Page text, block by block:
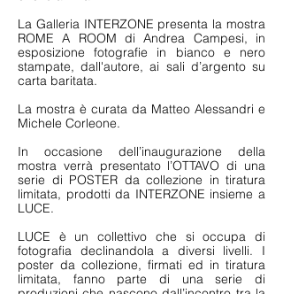
La Galleria INTERZONE presenta la mostra
ROME A ROOM di Andrea Campesi, in
esposizione fotografie in bianco e nero
stampate, dall'autore, ai sali d’argento su
carta baritata.
La mostra è curata da Matteo Alessandri e
Michele Corleone.
In occasione dell’inaugurazione della
mostra verrà presentato l’OTTAVO di una
serie di POSTER da collezione in tiratura
limitata, prodotti da INTERZONE insieme a
LUCE.
LUCE è un collettivo che si occupa di
fotografia declinandola a diversi livelli. I
poster da collezione, firmati ed in tiratura
limitata, fanno parte di una serie di